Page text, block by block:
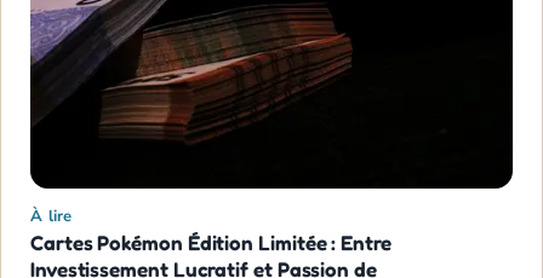
À lire
Cartes Pokémon Édition Limitée : Entre
Investissement Lucratif et Passion de